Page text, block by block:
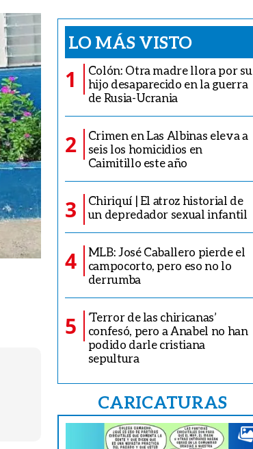
LO MÁS VISTO
1
Colón: Otra madre llora por su
hijo desaparecido en la guerra
de Rusia-Ucrania
2
Crimen en Las Albinas eleva a
seis los homicidios en
Caimitillo este año
3
Chiriquí | El atroz historial de
un depredador sexual infantil
4
MLB: José Caballero pierde el
campocorto, pero eso no lo
derrumba
5
‘Terror de las chiricanas’
confesó, pero a Anabel no han
podido darle cristiana
sepultura
CARICATURAS